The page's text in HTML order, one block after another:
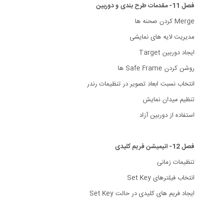
فصل 11- مقدمات طرح بندی و دوربین
Merge کردن صحنه ها
مدیریت لایه های نمایشی
ایجاد دوربین Target
روشن کردن Safe Frame ها
انتخاب نسبت ابعاد تصویر در تنظیمات رندر
تنظیم میدان نمایش
استفاده از دوربین آزاد
فصل 12- انیمیشن فریم کلیدی
تنظیمات زمانی
انتخاب فیلترهای Set Key
ایجاد فریم های کلیدی در حالت Set Key